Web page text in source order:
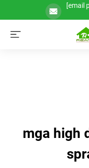
[email
mga high